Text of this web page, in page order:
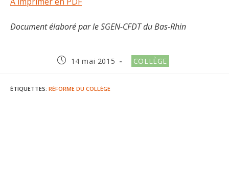
Document élaboré par le SGEN-CFDT du Bas-Rhin
Publication
14 mai 2015
Post
category:
COLLÈGE
ÉTIQUETTES: RÉFORME DU COLLÈGE